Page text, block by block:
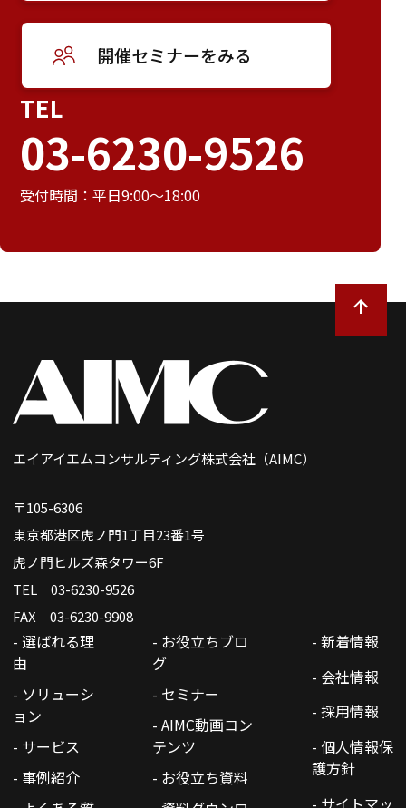
開催セミナーをみる
TEL
03-6230-9526
受付時間：平日9:00～18:00
エイアイエムコンサルティング株式会社（AIMC）
〒105-6306
東京都港区虎ノ門1丁目23番1号
虎ノ門ヒルズ森タワー6F
TEL 03-6230-9526
FAX 03-6230-9908
- 選ばれる理
由
- ソリューシ
ョン
- サービス
- 事例紹介
- お役立ちブロ
グ
- セミナー
- AIMC動画コン
テンツ
- お役立ち資料
- 新着情報
- 会社情報
- 採用情報
- 個人情報保
護方針
- サイトマッ